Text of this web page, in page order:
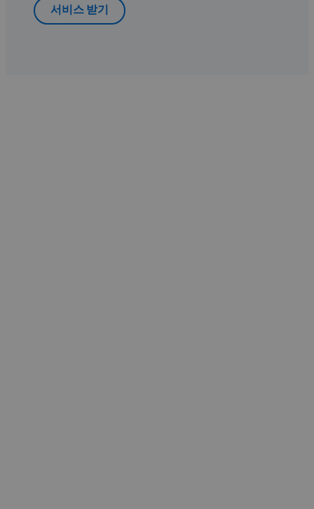
서비스 받기